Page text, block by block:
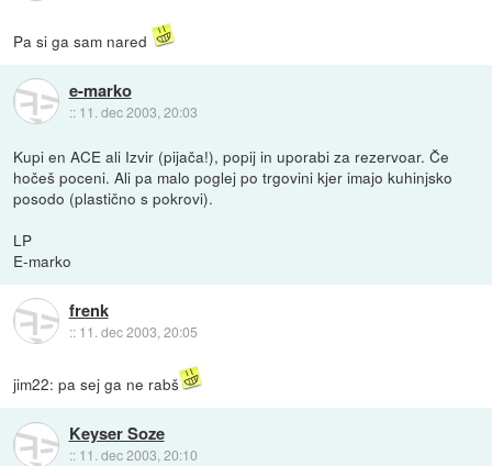
Pa si ga sam nared
e-marko
:: 11. dec 2003, 20:03
Kupi en ACE ali Izvir (pijača!), popij in uporabi za rezervoar. Če
hočeš poceni. Ali pa malo poglej po trgovini kjer imajo kuhinjsko
posodo (plastično s pokrovi).
LP
E-marko
frenk
:: 11. dec 2003, 20:05
jim22: pa sej ga ne rabš
Keyser Soze
:: 11. dec 2003, 20:10